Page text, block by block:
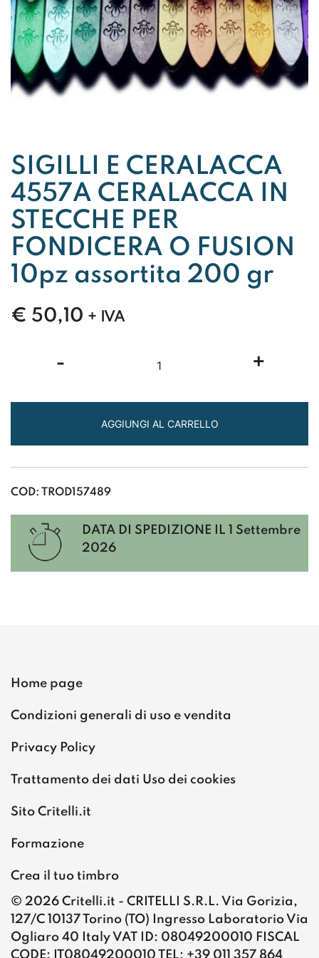
SIGILLI E CERALACCA
4557A CERALACCA IN
STECCHE PER
FONDICERA O FUSION
10pz assortita 200 gr
€ 50,10 + IVA
-
E
4557A
CERALACCA
O
FUSION
+
AGGIUNGI AL CARRELLO
COD: TROD157489
DATA DI SPEDIZIONE IL 1 Settembre
2026
Home page
Condizioni generali di uso e vendita
Privacy Policy
Trattamento dei dati Uso dei cookies
Sito Critelli.it
Formazione
Crea il tuo timbro
© 2026 Critelli.it - CRITELLI S.R.L. Via Gorizia,
127/C 10137 Torino (TO) Ingresso Laboratorio Via
Ogliaro 40 Italy VAT ID: 08049200010 FISCAL
CODE: IT08049200010 TEL: +39 011 357 864